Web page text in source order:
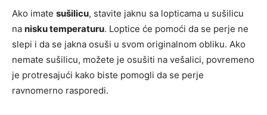
Ako imate sušilicu, stavite jaknu sa lopticama u sušilicu
na nisku temperaturu. Loptice će pomoći da se perje ne
slepi i da se jakna osuši u svom originalnom obliku. Ako
nemate sušilicu, možete je osušiti na vešalici, povremeno
je protresajući kako biste pomogli da se perje
ravnomerno rasporedi.